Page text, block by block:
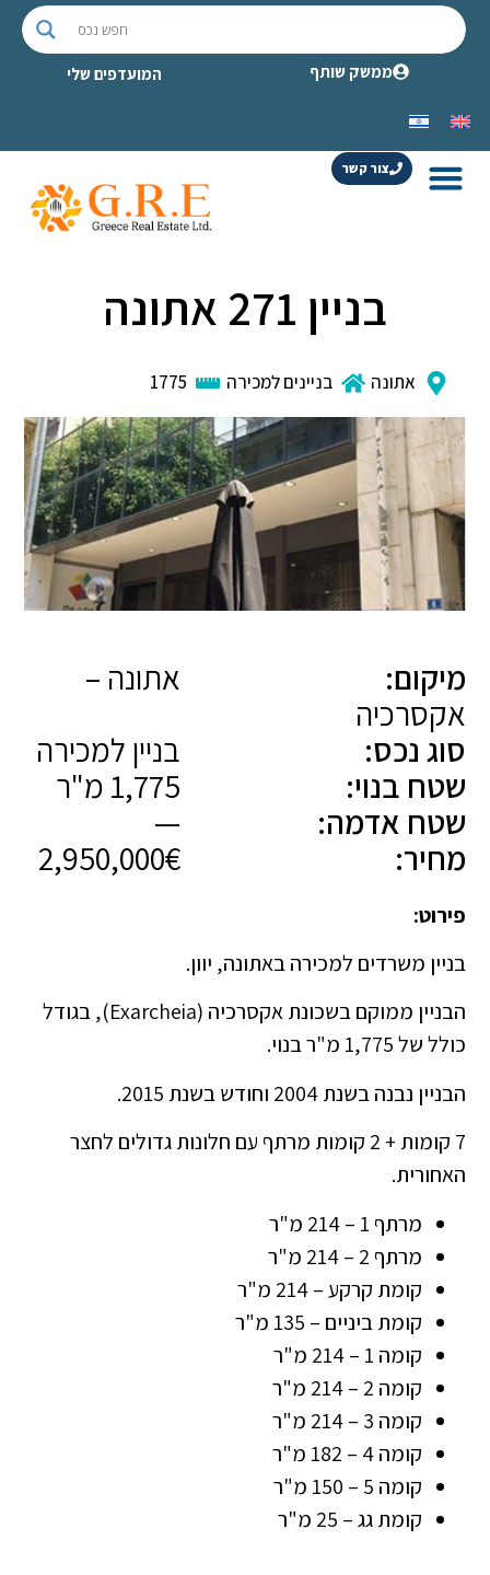
ממשק שותף המועדפים שלי
צור קשר
בניין 271 אתונה
אתונה בניינים למכירה 1775
מיקום:
אתונה –
אקסרכיה
סוג נכס:
בניין למכירה
שטח בנוי:
שטח אדמה:
—
מחיר:
2,950,000€
פירוט:
בניין משרדים למכירה באתונה, יוון.
הבניין ממוקם בשכונת אקסרכיה (Exarcheia), בגודל
כולל של 1,775 מ"ר בנוי.
הבניין נבנה בשנת 2004 וחודש בשנת 2015.
7 קומות + 2 קומות מרתף עם חלונות גדולים לחצר
האחורית.
מרתף 1 – 214 מ"ר
מרתף 2 – 214 מ"ר
קומת קרקע – 214 מ"ר
קומת ביניים – 135 מ"ר
קומה 1 – 214 מ"ר
קומה 2 – 214 מ"ר
קומה 3 – 214 מ"ר
קומה 4 – 182 מ"ר
קומה 5 – 150 מ"ר
קומת גג – 25 מ"ר